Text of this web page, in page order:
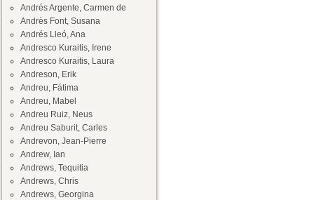
Andrés Argente, Carmen de
Andrès Font, Susana
Andrés Lleó, Ana
Andresco Kuraitis, Irene
Andresco Kuraitis, Laura
Andreson, Erik
Andreu, Fátima
Andreu, Mabel
Andreu Ruiz, Neus
Andreu Saburit, Carles
Andrevon, Jean-Pierre
Andrew, Ian
Andrews, Tequitia
Andrews, Chris
Andrews, Georgina